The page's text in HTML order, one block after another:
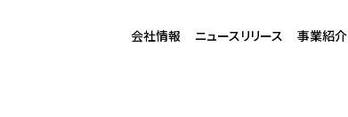
会社情報 ニュースリリース 事業紹介